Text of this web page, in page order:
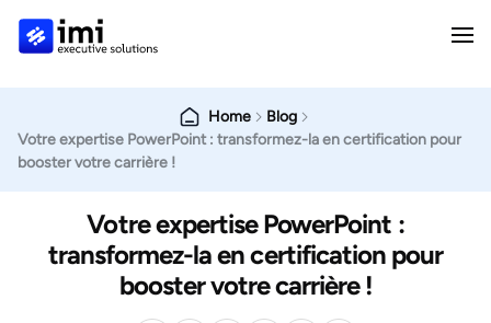
Home
Blog
Votre expertise PowerPoint : transformez-la en certification pour
booster votre carrière !
Votre expertise PowerPoint :
transformez-la en certification pour
booster votre carrière !